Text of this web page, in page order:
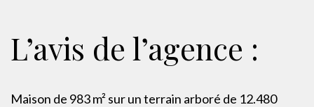
L’avis de l’agence :
Maison de 983 m² sur un terrain arboré de 12.480